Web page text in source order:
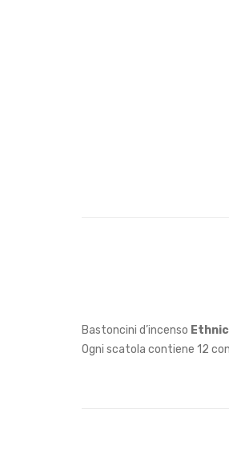
Bastoncini d’incenso
Ogni scatola contiene 12